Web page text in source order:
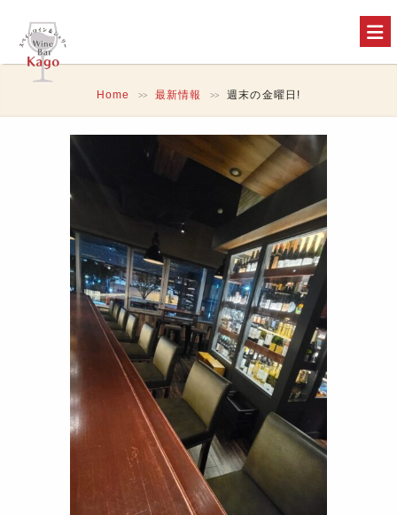
Home >> 最新情報 >> 週末の金曜日!